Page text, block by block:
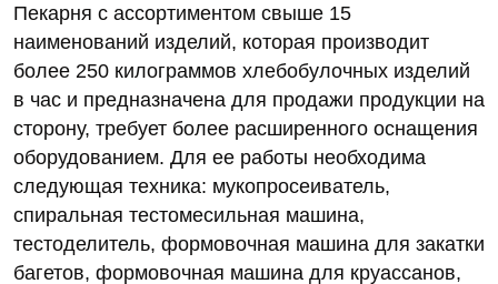
Пекарня с ассортиментом свыше 15
наименований изделий, которая производит
более 250 килограммов хлебобулочных изделий
в час и предназначена для продажи продукции на
сторону, требует более расширенного оснащения
оборудованием. Для ее работы необходима
следующая техника: мукопросеиватель,
спиральная тестомесильная машина,
тестоделитель, формовочная машина для закатки
багетов, формовочная машина для круаcсанов,